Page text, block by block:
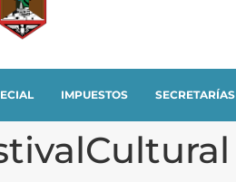
IMPUESTOS SECRETARÍAS